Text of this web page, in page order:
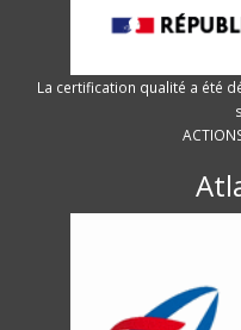
La certification qualité a été